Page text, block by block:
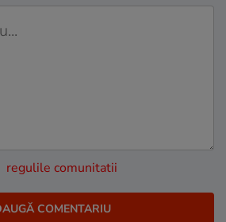
regulile comunitatii